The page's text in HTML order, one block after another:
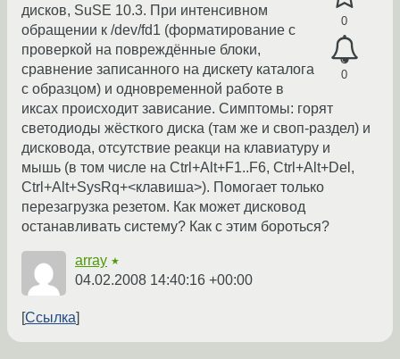
0
0
дисков, SuSE 10.3. При интенсивном
обращении к /dev/fd1 (форматирование с
проверкой на повреждённые блоки,
сравнение записанного на дискету каталога
с образцом) и одновременной работе в
иксах происходит зависание. Симптомы: горят
светодиоды жёсткого диска (там же и своп-раздел) и
дисковода, отсутствие реакци на клавиатуру и
мышь (в том числе на Ctrl+Alt+F1..F6, Ctrl+Alt+Del,
Ctrl+Alt+SysRq+<клавиша>). Помогает только
перезагрузка резетом. Как может дисковод
останавливать систему? Как с этим бороться?
array ★
04.02.2008 14:40:16 +00:00
Ссылка